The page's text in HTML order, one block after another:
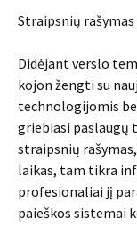
Straipsnių
Didėjant verslo
kojon žengti su
technologijomis
griebiasi paslaugų
straipsnių
laikas, tam tikra
profesionaliai jį
paieškos sistemai